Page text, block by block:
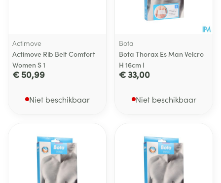
Actimove
Actimove Rib Belt Comfort
Women S 1
€ 50,99
Niet beschikbaar
Bota
Bota Thorax Es Man Velcro
H 16cm l
€ 33,00
Niet beschikbaar